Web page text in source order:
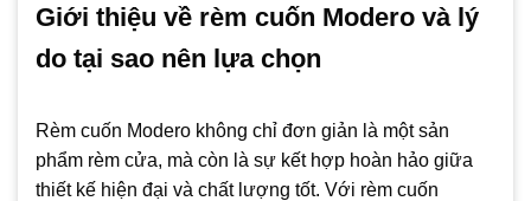
Giới thiệu về rèm cuốn Modero và lý
do tại sao nên lựa chọn
Rèm cuốn Modero không chỉ đơn giản là một sản
phẩm rèm cửa, mà còn là sự kết hợp hoàn hảo giữa
thiết kế hiện đại và chất lượng tốt. Với rèm cuốn